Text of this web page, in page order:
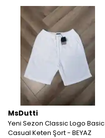
MsDutti
Yeni Sezon Classic Logo Basic
Casual Keten Şort - BEYAZ